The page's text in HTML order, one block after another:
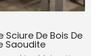
Sciure De Bois De
Saoudite